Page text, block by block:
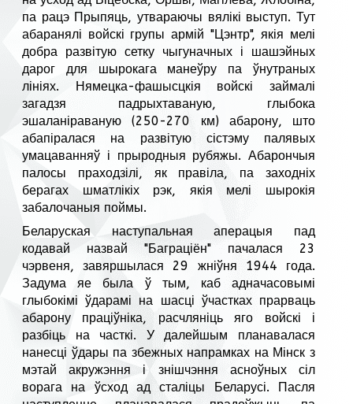
па рацэ Прыпяць, утвараючы вялікі выступ. Тут
абаранялі войскі групы армій "Цэнтр", якія мелі
добра развітую сетку чыгуначных і шашэйных
дарог для шырокага манеўру па ўнутраных
лініях. Нямецка-фашысцкія войскі займалі
загадзя падрыхтаваную, глыбока
эшаланіраваную (250-270 км) абарону, што
абапіралася на развітую сістэму палявых
умацаванняў і прыродныя рубяжы. Абарончыя
палосы праходзілі, як правіла, па заходніх
берагах шматлікіх рэк, якія мелі шырокія
забалочаныя поймы.
Беларуская наступальная аперацыя пад
кодавай назвай "Баграціён" пачалася 23
чэрвеня, завяршылася 29 жніўня 1944 года.
Задума яе была ў тым, каб адначасовымі
глыбокімі ўдарамі на шасці ўчастках прарваць
абарону праціўніка, расчляніць яго войскі і
разбіць на часткі. У далейшым планавалася
нанесці ўдары па збежных напрамках на Мінск з
мэтай акружэння і знішчэння асноўных сіл
ворага на ўсход ад сталіцы Беларусі. Пасля